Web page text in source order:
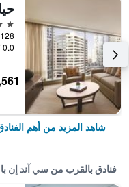
5 نجوم
0.0 كيلومتر عن وسط المدينة
شاهد المزيد من أهم
فنادق بالقرب من سي آند إن